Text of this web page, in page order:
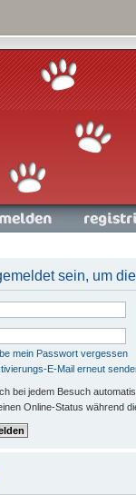
Registrieren
sein, um
mein Passwort vergessen
E-Mail erneut
bei jedem Besuch
Online-Status während